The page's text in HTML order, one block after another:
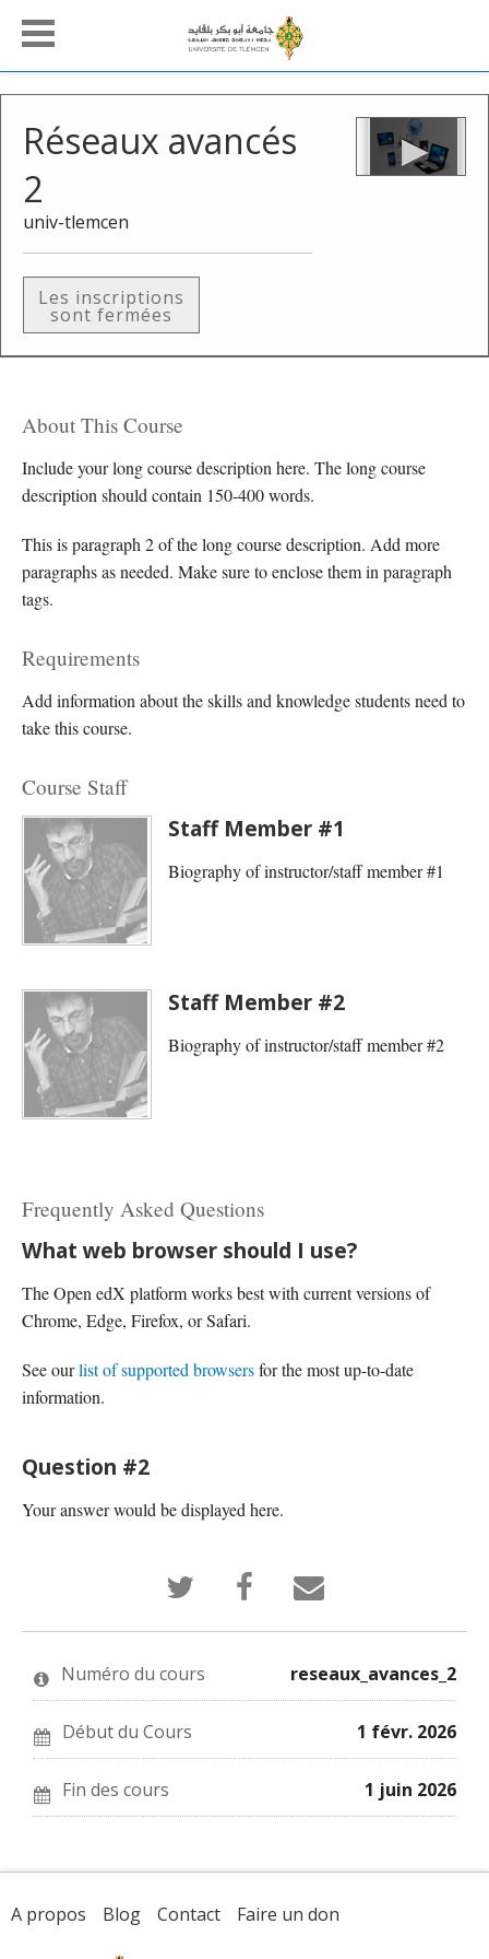
Réseaux avancés
2
univ-tlemcen
Les inscriptions
sont fermées
About This Course
Include your long course description here. The long course
description should contain 150-400 words.
This is paragraph 2 of the long course description. Add more
paragraphs as needed. Make sure to enclose them in paragraph
tags.
Requirements
Add information about the skills and knowledge students need to
take this course.
Course Staff
Staff Member #1
Biography of instructor/staff member #1
Staff Member #2
Biography of instructor/staff member #2
Frequently Asked Questions
What web browser should I use?
The Open edX platform works best with current versions of
Chrome, Edge, Firefox, or Safari.
See ourlist of supported browsersfor the most up-to-date
information.
Question #2
Your answer would be displayed here.
Ecrire
message
sur
pour
dire
que
inscrit
dans
cours
Ecrire
message
Facebook
dire
que
vous
dans
ce
Envoyer
un
à
pour
dire
que
vous
êtes
inscrit
dans
cours
Numéro du cours reseaux_avances_2
Début du Cours 1 févr. 2026
Fin des cours 1 juin 2026
A propos Blog Contact Faire un don